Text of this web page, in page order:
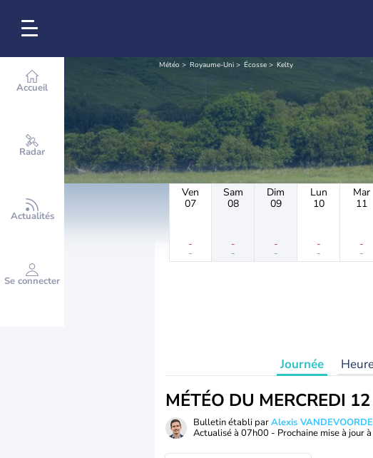
Accueil
Radar
Actualités
Se connecter
Météo Royaume-Uni Écosse Kelty
Ven
07
-
-
Sam
08
-
-
Dim
09
-
-
Lun
10
-
-
Mar
11
-
-
Journée
MÉTÉO DU MERCREDI
Bulletin établi parAlexis VANDEVOORDE
Actualisé à 07h00 - Prochaine mise à jour à